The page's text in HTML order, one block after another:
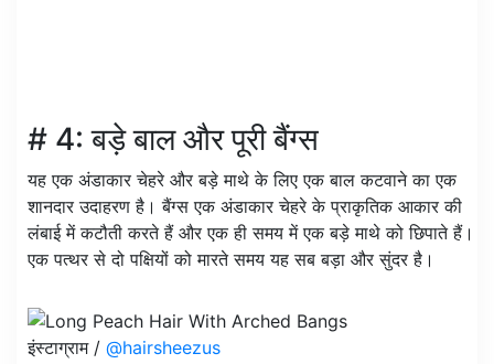
# 4: बड़े बाल और पूरी बैंग्स
यह एक अंडाकार चेहरे और बड़े माथे के लिए एक बाल कटवाने का एक
शानदार उदाहरण है। बैंग्स एक अंडाकार चेहरे के प्राकृतिक आकार की
लंबाई में कटौती करते हैं और एक ही समय में एक बड़े माथे को छिपाते हैं।
एक पत्थर से दो पक्षियों को मारते समय यह सब बड़ा और सुंदर है।
इंस्टाग्राम / @hairsheezus